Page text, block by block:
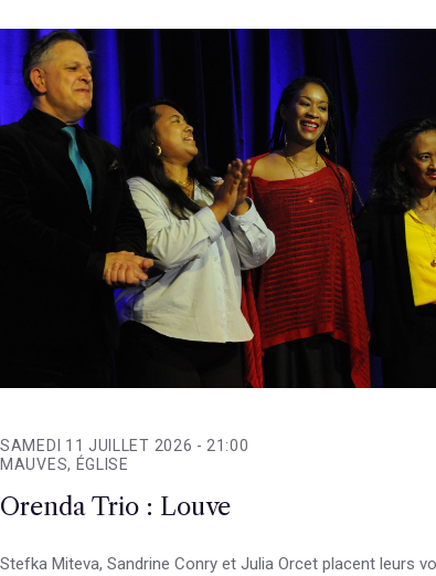
SAMEDI 11 JUILLET 2026 - 21:00
MAUVES, ÉGLISE
Orenda Trio : Louve
Stefka Miteva, Sandrine Conry et Julia Orcet placent leurs